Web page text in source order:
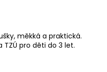
měkká a praktická.
pro děti do 3 let.